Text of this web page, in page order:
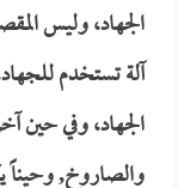
الجهاد، وليس
آلة تستخدم
الجهاد، وفي حين
والصاروخ, وحيناً